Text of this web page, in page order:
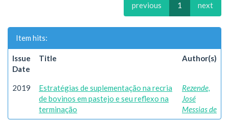
previous 1 next
Item hits:
Issue
Date
Title Author(s)
2019
Estratégias de suplementação na recria
de bovinos em pastejo e seu reflexo na
terminação
Rezende,
José
Messias de